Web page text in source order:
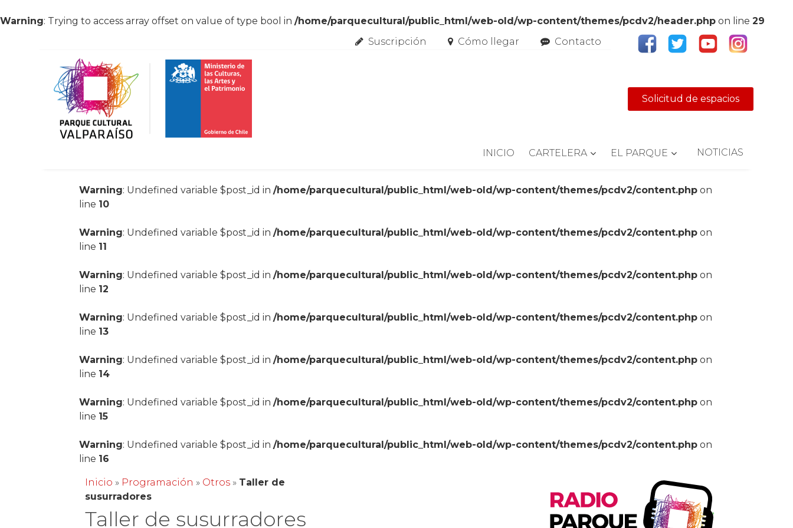
Warning: Trying to access array offset on value of type bool in /home/parquecultural/public_html/web-old/wp-content/themes/pcdv2/header.php on line 29
Suscripción
Cómo llegar Contacto
Solicitud de espacios
INICIO CARTELERA EL PARQUE NOTICIAS
Warning: Undefined variable $post_id in/home/parquecultural/public_html/web-old/wp-content/themes/pcdv2/content.php on
line 10
Warning: Undefined variable $post_id in/home/parquecultural/public_html/web-old/wp-content/themes/pcdv2/content.php on
line 11
Warning: Undefined variable $post_id in/home/parquecultural/public_html/web-old/wp-content/themes/pcdv2/content.php on
line 12
Warning: Undefined variable $post_id in/home/parquecultural/public_html/web-old/wp-content/themes/pcdv2/content.php on
line 13
Warning: Undefined variable $post_id in/home/parquecultural/public_html/web-old/wp-content/themes/pcdv2/content.php on
line 14
Warning: Undefined variable $post_id in/home/parquecultural/public_html/web-old/wp-content/themes/pcdv2/content.php on
line 15
Warning: Undefined variable $post_id in/home/parquecultural/public_html/web-old/wp-content/themes/pcdv2/content.php on
line 16
Inicio » Programación » Otros » Taller de
susurradores
Taller de susurradores